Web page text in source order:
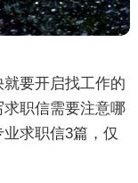
要开启找工作的
职信需要注意哪
求职信3篇，仅